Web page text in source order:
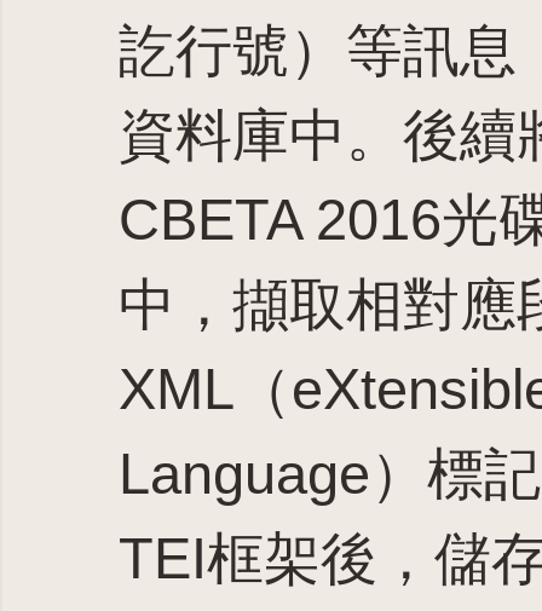
訖行號）等訊息
資料庫中。後續
CBETA 2016光
中，擷取相對應
XML（
Language）標
TEI框架後，儲